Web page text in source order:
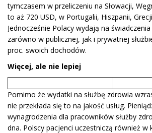
tymczasem w przeliczeniu na Słowacji,
to aż 720 USD, w Portugalii, Hiszpanii,
Jednocześnie Polacy wydają na
zarówno w publicznej, jak i prywatnej
proc. swoich dochodów.
Więcej, ale nie lepiej
Pomimo że wydatki na służbę zdrowia
nie przekłada się to na jakość usług.
wynagrodzenia dla pracowników służby
dna. Polscy pacjenci uczestniczą również w